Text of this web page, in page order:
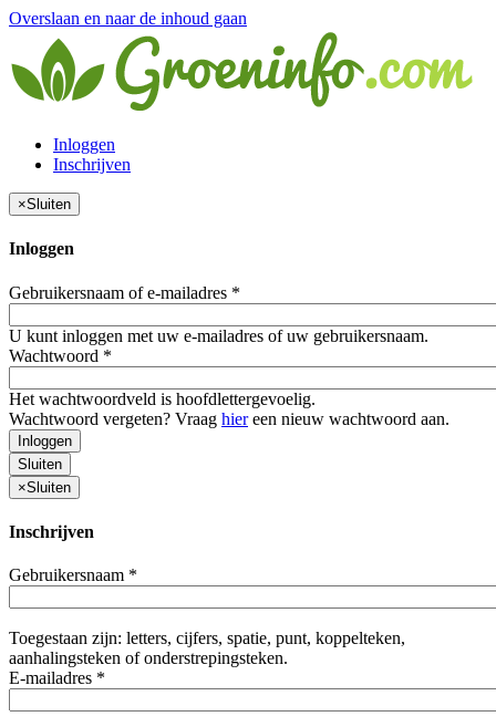
Overslaan en naar de inhoud gaan
Inloggen
Inschrijven
×Sluiten
Inloggen
Gebruikersnaam of e-mailadres *
U kunt inloggen met uw e-mailadres of uw gebruikersnaam.
Wachtwoord *
Het wachtwoordveld is hoofdlettergevoelig.
Wachtwoord vergeten? Vraag hiereen nieuw wachtwoord aan.
Inloggen
Sluiten
×Sluiten
Inschrijven
Gebruikersnaam *
Toegestaan zijn: letters, cijfers, spatie, punt, koppelteken,
aanhalingsteken of onderstrepingsteken.
E-mailadres *